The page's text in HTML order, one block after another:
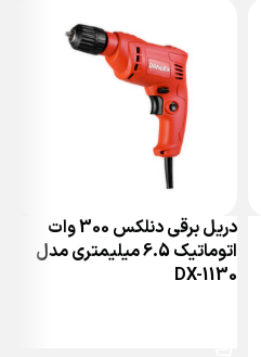
دریل برقی دنلکس 300 وات
اتوماتیک 6.5 میلیمتری مدل
DX-1130